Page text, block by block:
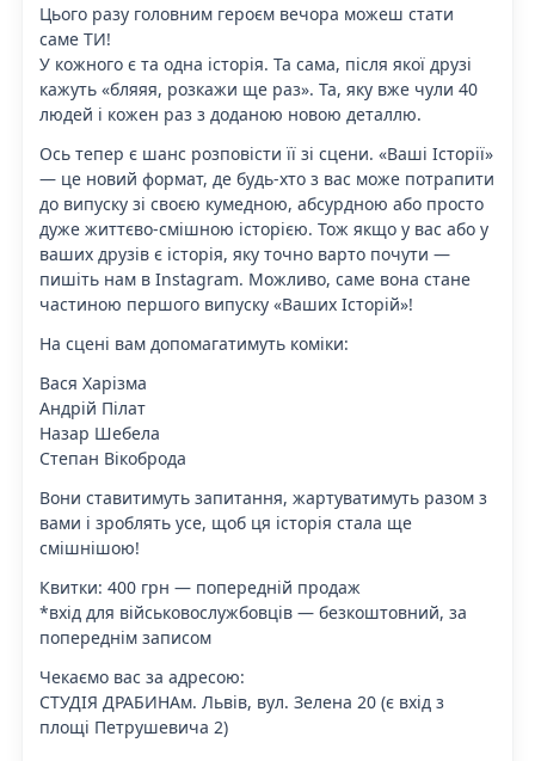
Цього разу головним героєм вечора можеш стати
саме ТИ!
У кожного є та одна історія. Та сама, після якої друзі
кажуть «бляяя, розкажи ще раз». Та, яку вже чули 40
людей і кожен раз з доданою новою деталлю.
Ось тепер є шанс розповісти її зі сцени. «Ваші Історії»
— це новий формат, де будь-хто з вас може потрапити
до випуску зі своєю кумедною, абсурдною або просто
дуже життєво-смішною історією. Тож якщо у вас або у
ваших друзів є історія, яку точно варто почути —
пишіть нам в Instagram. Можливо, саме вона стане
частиною першого випуску «Ваших Історій»!
На сцені вам допомагатимуть коміки:
Вася Харізма
Андрій Пілат
Назар Шебела
Степан Вікоброда
Вони ставитимуть запитання, жартуватимуть разом з
вами і зроблять усе, щоб ця історія стала ще
смішнішою!
Квитки: 400 грн — попередній продаж
*вхід для військовослужбовців — безкоштовний, за
попереднім записом
Чекаємо вас за адресою:
СТУДІЯ ДРАБИНАм. Львів, вул. Зелена 20 (є вхід з
площі Петрушевича 2)